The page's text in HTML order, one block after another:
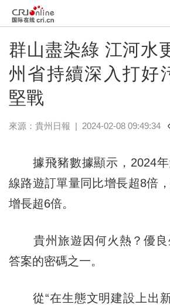
群山盡染綠 江河
州省持續深入打好
堅戰
來源： 貴州日報 | 2024-02-08 09:49:34
據飛豬數據顯示，2024年
線路遊訂單量同比增長超8倍
增長超6倍。
貴州旅遊因何火熱？優良
答案的密碼之一。
從“在生態文明建設上出新